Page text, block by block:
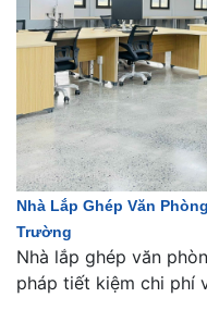
Nhà Lắp Ghép Văn
Trường
Nhà lắp ghép văn
pháp tiết kiệm chi phí